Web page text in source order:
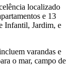
localizado
e 13
Infantil, Jardim, e
varandas e
o mar, campo de